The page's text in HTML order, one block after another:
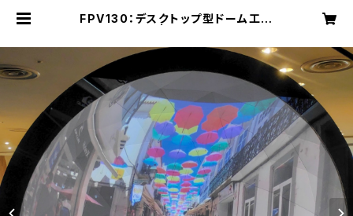
FPV130：デスクトップ型ドーム工作